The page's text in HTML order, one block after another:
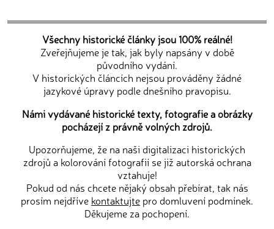
Všechny historické články jsou 100% reálné!
Zveřejňujeme je tak, jak byly napsány v době
původního vydání.
V historických článcích nejsou prováděny žádné
jazykové úpravy podle dnešního pravopisu.
Námi vydávané historické texty, fotografie a obrázky
pocházejí z právně volných zdrojů.
Upozorňujeme, že na naši digitalizaci historických
zdrojů a kolorování fotografií se již autorská ochrana
vztahuje!
Pokud od nás chcete nějaký obsah přebírat, tak nás
prosím nejdříve kontaktujte pro domluvení podmínek.
Děkujeme za pochopení.